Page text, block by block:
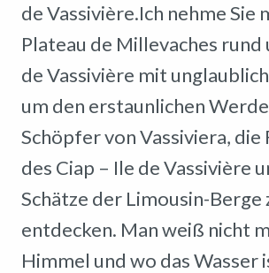
de Vassivière.Ich nehme Sie
Plateau de Millevaches rund
de Vassivière mit
um den erstaunlichen
Schöpfer von Vassiviera,
des Ciap – Ile de Vassivière
Schätze der Limousin-Berge
entdecken. Man weiß nicht
Himmel und wo das Wasser